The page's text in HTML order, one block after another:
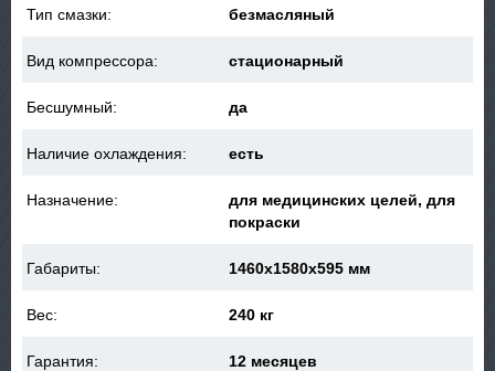
Тип смазки: безмасляный
Вид компрессора: стационарный
Бесшумный: да
Наличие охлаждения: есть
Назначение:
для медицинских целей, для
покраски
Габариты: 1460x1580x595 мм
Вес: 240 кг
Гарантия: 12 месяцев